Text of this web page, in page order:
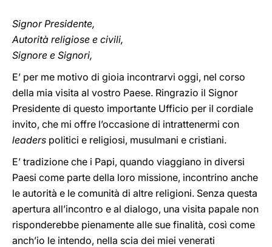
Signor Presidente,
Autorità religiose e civili,
Signore e Signori,
E’ per me motivo di gioia incontrarvi oggi, nel corso
della mia visita al vostro Paese. Ringrazio il Signor
Presidente di questo importante Ufficio per il cordiale
invito, che mi offre l’occasione di intrattenermi con
leaders politici e religiosi, musulmani e cristiani.
E’ tradizione che i Papi, quando viaggiano in diversi
Paesi come parte della loro missione, incontrino anche
le autorità e le comunità di altre religioni. Senza questa
apertura all’incontro e al dialogo, una visita papale non
risponderebbe pienamente alle sue finalità, così come
anch’io le intendo, nella scia dei miei venerati